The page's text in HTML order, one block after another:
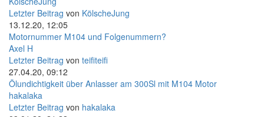
Letzter Beitrag von KölscheJung
13.12.20, 12:05
Motornummer M104 und Folgenummern?
Axel H
Letzter Beitrag von teifiteifi
27.04.20, 09:12
Ölundichtigkeit über Anlasser am 300Sl mit M104 Motor
hakalaka
Letzter Beitrag von hakalaka